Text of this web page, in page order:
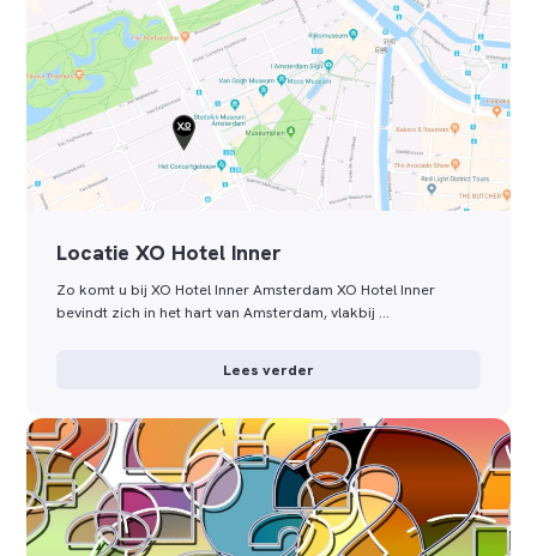
Locatie XO Hotel Inner
Zo komt u bij XO Hotel Inner Amsterdam XO Hotel Inner
bevindt zich in het hart van Amsterdam, vlakbij …
Lees verder